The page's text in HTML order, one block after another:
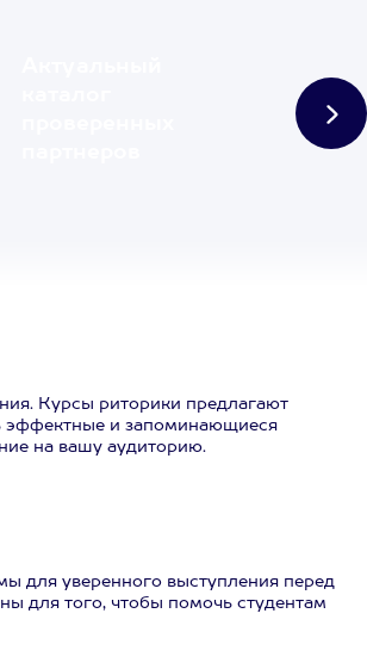
Курсы риторики предлагают
эффектные и запоминающиеся
на вашу аудиторию.
для уверенного выступления перед
для того, чтобы помочь студентам